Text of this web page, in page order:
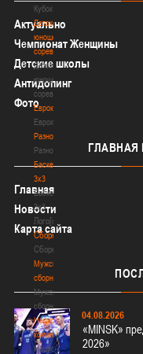
Кубок
Детско-
юношеские
соревнования
Детско-
юношеские
соревнования
Еврокубки
Еврокубки
Разное
Разное
Баскетбол
3х3
Баскетбол
3х3
Лого[modid=121]
Сборные
Сборные
Мужские
сборные
Мужские
сборные
Национальная
команда
Национальная
Актуально
Чемпионат Женщины
Детские школы
Антидопинг
Фото
ГЛАВНАЯ
Главная
Новости
Карта сайта
04.08.2026
«MINSK»
2026»